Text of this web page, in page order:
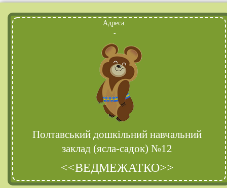
Адреса:
-
Полтавський дошкільний навчальний
заклад (ясла-садок) №12
<<ВЕДМЕЖАТКО>>